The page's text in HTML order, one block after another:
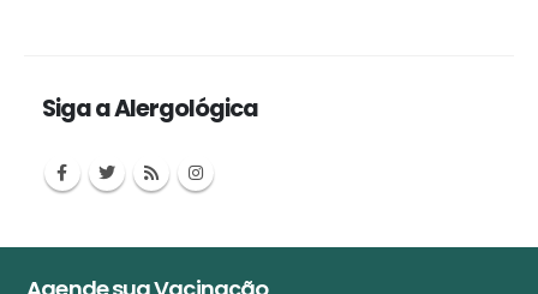
Siga a Alergológica